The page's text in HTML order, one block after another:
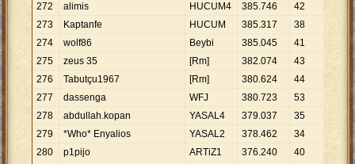
272
alimis HUCUM4 385.746 42
273
Kaptanfe HUCUM 385.317 38
274
wolf86 Beybi 385.045 41
275
zeus 35 [Rm] 382.074 43 8
276
Tabutçu1967 [Rm] 380.624 44
277
dassenga WFJ 380.723 53 7.
278
abdullah.kopan YASAL4 379.037 35
279
*Who* Enyalios YASAL2 378.462 34 11
280
p1pijo ARTiZ1 376.240 40